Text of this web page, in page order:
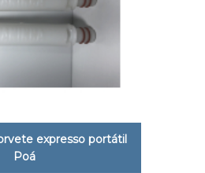
expresso portátil
Poá